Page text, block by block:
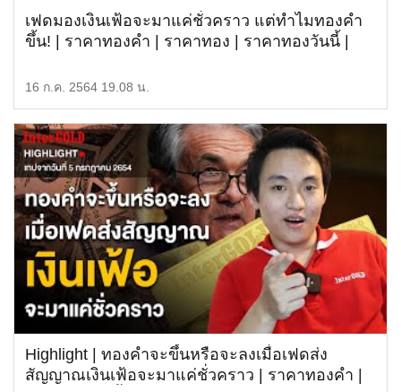
เฟดมองเงินเฟ้อจะมาแค่ชั่วคราว แต่ทำไมทองคำ
ขึ้น! | ราคาทองคำ | ราคาทอง | ราคาทองวันนี้ |
16 ก.ค. 2564 19.08 น.
Highlight | ทองคำจะขึ้นหรือจะลงเมื่อเฟดส่ง
สัญญาณเงินเฟ้อจะมาแค่ชั่วคราว | ราคาทองคำ |